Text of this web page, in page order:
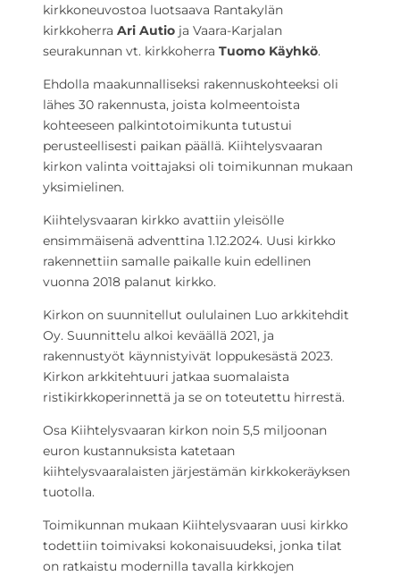
kirkkoneuvostoa luotsaava Rantakylän
kirkkoherra Ari Autio ja Vaara-Karjalan
seurakunnan vt. kirkkoherra Tuomo Käyhkö.
Ehdolla maakunnalliseksi rakennuskohteeksi oli
lähes 30 rakennusta, joista kolmeentoista
kohteeseen palkintotoimikunta tutustui
perusteellisesti paikan päällä. Kiihtelysvaaran
kirkon valinta voittajaksi oli toimikunnan mukaan
yksimielinen.
Kiihtelysvaaran kirkko avattiin yleisölle
ensimmäisenä adventtina 1.12.2024. Uusi kirkko
rakennettiin samalle paikalle kuin edellinen
vuonna 2018 palanut kirkko.
Kirkon on suunnitellut oululainen Luo arkkitehdit
Oy. Suunnittelu alkoi keväällä 2021, ja
rakennustyöt käynnistyivät loppukesästä 2023.
Kirkon arkkitehtuuri jatkaa suomalaista
ristikirkkoperinnettä ja se on toteutettu hirrestä.
Osa Kiihtelysvaaran kirkon noin 5,5 miljoonan
euron kustannuksista katetaan
kiihtelysvaaralaisten järjestämän kirkkokeräyksen
tuotolla.
Toimikunnan mukaan Kiihtelysvaaran uusi kirkko
todettiin toimivaksi kokonaisuudeksi, jonka tilat
on ratkaistu modernilla tavalla kirkkojen